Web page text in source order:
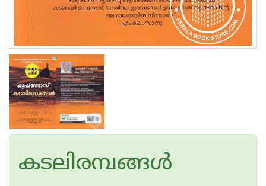
കടലിരമ്പങ്ങള്‍